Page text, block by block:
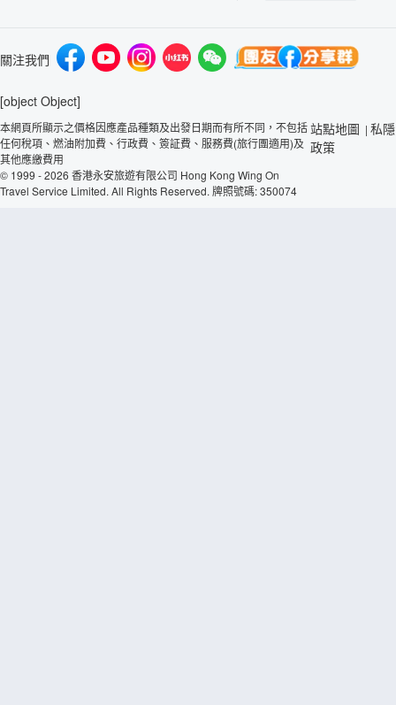
關注我們
[object Object]
本網頁所顯示之價格因應產品種類及出發日期而有所不同，不包括
任何稅項、燃油附加費、行政費、簽証費、服務費(旅行團適用)及
其他應繳費用
© 1999 - 2026 香港永安旅遊有限公司 Hong Kong Wing On
Travel Service Limited. All Rights Reserved. 牌照號碼: 350074
站點地圖 | 私隱
政策